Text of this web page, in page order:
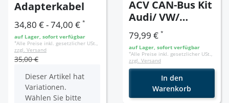
Adapterkabel
34,80 € -74,00 € *
auf Lager, sofort verfügbar
*Alle Preise inkl. gesetzlicher USt.,
zzgl. Versand
35,00 €
x
Dieser Artikel hat
Variationen.
Wählen Sie bitte
ACV CAN-Bus Kit
Audi/ VW/
Skoda/ Seat
Quadlock neu
ISO / ANT. DIN
79,99 € *
auf Lager, sofort verfügbar
*Alle Preise inkl. gesetzlicher USt.,
zzgl. Versand
In den
Warenkorb